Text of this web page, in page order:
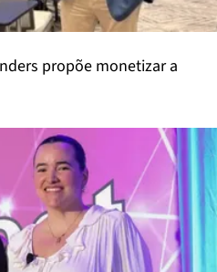
propõe monetizar a